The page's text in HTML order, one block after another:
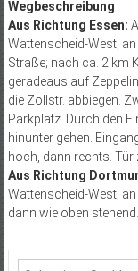
Wegbeschreibung
Aus Richtung Essen:
Wattenscheid-West;
Straße; nach ca. 2 km
geradeaus auf
die Zollstr. abbiegen.
Parkplatz. Durch den
hinunter gehen.
hoch, dann rechts. Tür
Aus Richtung
Wattenscheid-West;
dann wie oben stehend.